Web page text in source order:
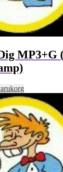
MP3+G